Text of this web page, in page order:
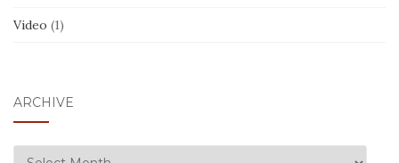
Video (1)
ARCHIVE
ARCHIVE